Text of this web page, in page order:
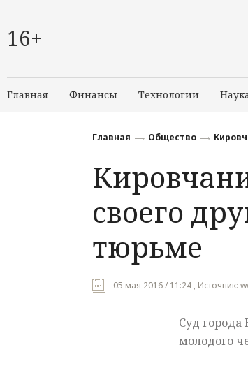
16+
Главная Финансы Технологии
Главная Общество
своего
тюрьме
05 мая 2016 / 11:24 , Источник:
Суд
молодого